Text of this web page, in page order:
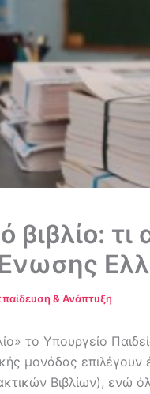
τι
& Ανάπτυξη
το Υπουργείο
μονάδας
Βιβλίων), ενώ